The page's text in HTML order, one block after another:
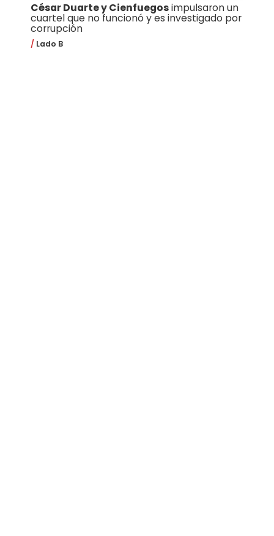
César Duarte y Cienfuegosimpulsaron un
cuartel que no funcionó y es investigado por
corrupción
Lado B